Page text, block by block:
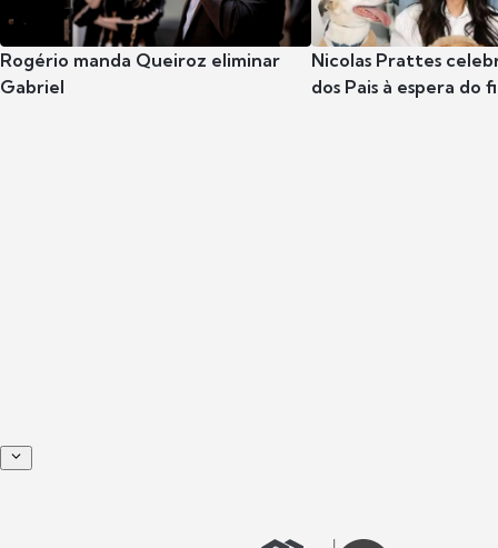
Rogério manda Queiroz eliminar
Gabriel
Nicolas Prattes
dos Pais à espera do